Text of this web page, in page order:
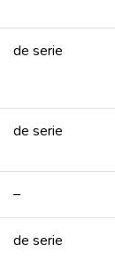
de serie
de serie
–
de serie